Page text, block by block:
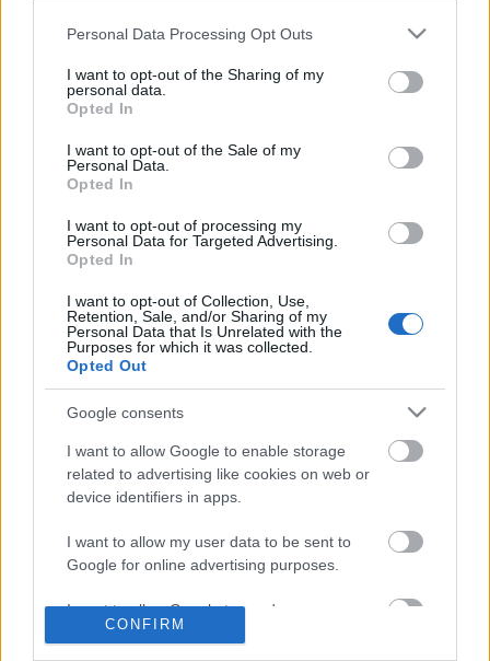
Please note that this website/app uses one or more Google
not limited to your visit or usage behaviour. You may click to
grant or deny consent to Google and its third-party tags to
use your data for below specified purposes in below Google
consent section.
Personal Data Processing Opt Outs
I want to opt-out of the Sharing of my
personal data.
Opted In
I want to opt-out of the Sale of my
Personal Data.
Opted In
I want to opt-out of processing my
Personal Data for Targeted Advertising.
Opted In
I want to opt-out of Collection, Use,
Retention, Sale, and/or Sharing of my
Personal Data that Is Unrelated with the
Purposes for which it was collected.
Opted Out
Google consents
I want to allow Google to enable storage
related to advertising like cookies on web or
device identifiers in apps.
I want to allow my user data to be sent to
Google for online advertising purposes.
I want to allow Google to send me
personalized advertising.
CONFIRM
Közelednek az ünnepek, kezdi elárasztani a
könyvesboltokat a gyerekkönyves kiadók ünnepi
kínálata, és néha nehéz eldönteni, mit is válasszunk
a gyerekeknek a fa alá. A Pagony Kiadó könyveivel
szerencsére nehéz mellényúlni; most három olyan
könyvet néztünk meg, amelyek a bölcsődés-óvodás
korosztályt…
Könyvkritika: Virginia Woolf: Mrs.
Dalloway
Elillanó órák